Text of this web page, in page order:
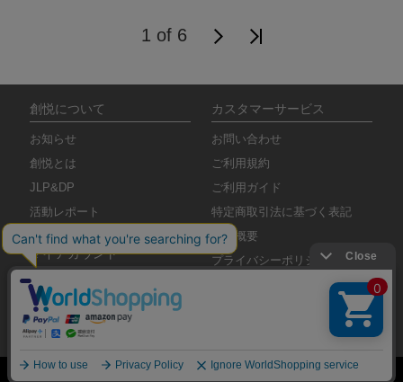
1 of 6
創悦について
お知らせ
創悦とは
JLP&DP
活動レポート
マイアカウント
ログアウト
ご注文履歴
お気に入りリスト
カスタマーサービス
お問い合わせ
ご利用規約
ご利用ガイド
特定商取引法に基づく表記
会社概要
プライバシーポリシー
COPYRIGHT © SOUETSU. ALL RIGHTS RESERVED.